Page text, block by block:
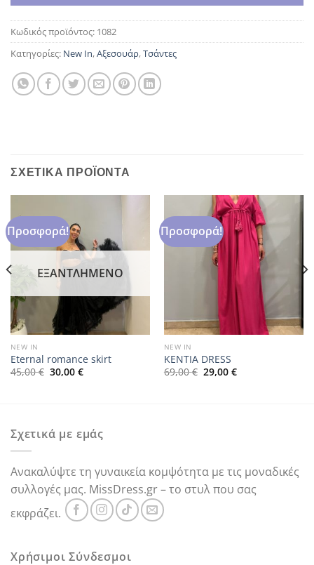
Κωδικός προϊόντος: 1082
Κατηγορίες: New In,Αξεσουάρ,Τσάντες
ΣΧΕΤΙΚΆ ΠΡΟΪΌΝΤΑ
Προσφορά!
ΕΞΑΝΤΛΗΜΈΝΟ
NEW IN
Eternal romance skirt
45,00€ Original
price
30,00 €Η
Προσφορά!
NEW IN
KENTIA DRESS
69,00€ Original
price
29,00 €Η
Σχετικά με εμάς
Ανακαλύψτε τη γυναικεία κομψότητα με τις μοναδικές
συλλογές μας. MissDress.gr – το στυλ που σας
εκφράζει.
Χρήσιμοι Σύνδεσμοι